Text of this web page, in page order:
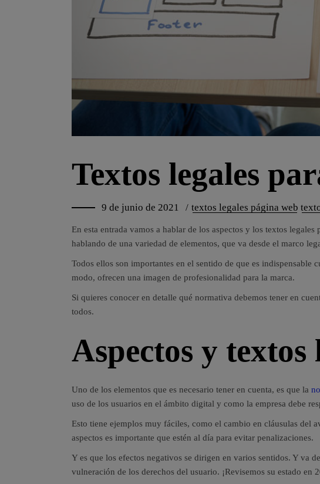
Textos legales
9 de junio de 2021 textos legales página web
En esta entrada vamos a hablar de los aspectos y los textos
hablando de una variedad de elementos, que va desde el marco
Todos ellos son importantes en el sentido de que es
modo, ofrecen una imagen de profesionalidad para la marca.
Si quieres conocer en detalle qué normativa debemos tener en
todos.
Aspectos y textos
Uno de los elementos que es necesario tener en cuenta, es que la
uso de los usuarios en el ámbito digital y como la empresa debe
Esto tiene ejemplos muy fáciles, como el cambio en cláusulas del
aspectos es importante que estén al día para evitar penalizaciones.
Y es que los efectos negativos se dirigen en varios sentidos. Y va
vulneración de los derechos del usuario. ¡Revisemos su estado en